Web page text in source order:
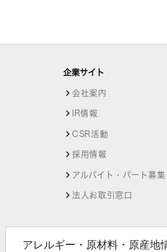
企業サイト
会社案内
IR情報
CSR活動
採用情報
アルバイト・パート募集
法人お取引窓口
アレルギー・原材料・原産地